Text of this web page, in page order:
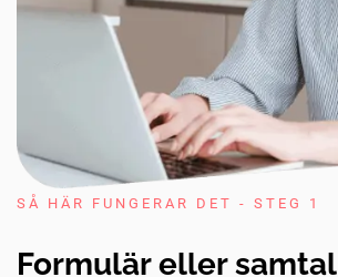
SÅ HÄR FUNGERAR DET - STEG 1
Formulär eller samtal